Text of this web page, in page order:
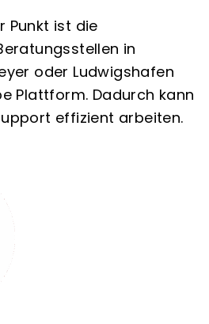
Punkt ist die
in
oder Ludwigshafen
Plattform. Dadurch kann
effizient arbeiten.